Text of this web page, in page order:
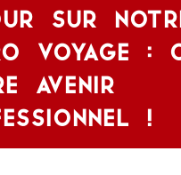
SUR
VOYAGE :
AVENIR
!